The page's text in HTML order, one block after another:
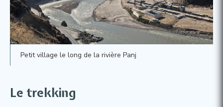
Petit village le long de la rivière Panj
Le trekking​